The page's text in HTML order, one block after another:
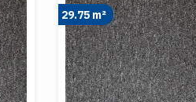
29.75 m²